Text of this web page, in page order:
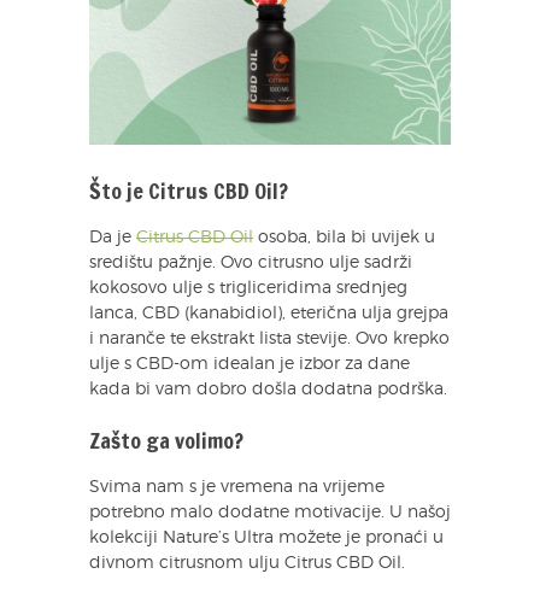
Što je Citrus CBD Oil?
Da je Citrus CBD Oil osoba, bila bi uvijek u
središtu pažnje. Ovo citrusno ulje sadrži
kokosovo ulje s trigliceridima srednjeg
lanca, CBD (kanabidiol), eterična ulja grejpa
i naranče te ekstrakt lista stevije. Ovo krepko
ulje s CBD-om idealan je izbor za dane
kada bi vam dobro došla dodatna podrška.
Zašto ga volimo?
Svima nam s je vremena na vrijeme
potrebno malo dodatne motivacije. U našoj
kolekciji Nature’s Ultra možete je pronaći u
divnom citrusnom ulju Citrus CBD Oil.